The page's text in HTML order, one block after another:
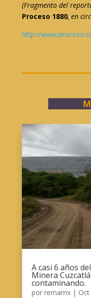
(Fragmento del
Proceso 1880, en
http://
A casi 6 años
Minera
contaminando.
por remamx|